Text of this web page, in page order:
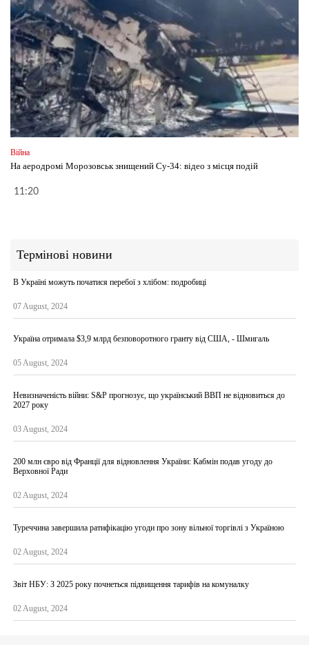
Війна
На аеродромі Морозовськ знищений Су-34: відео з місця подій
11:20
Термінові новини
В Україні можуть початися перебої з хлібом: подробиці
07 August, 2024
Україна отримала $3,9 млрд безповоротного гранту від США, - Шмигаль
05 August, 2024
Невизначеність війни: S&P прогнозує, що український ВВП не відновиться до
2027 року
03 August, 2024
200 млн євро від Франції для відновлення України: Кабмін подав угоду до
Верховної Ради
02 August, 2024
Туреччина завершила ратифікацію угоди про зону вільної торгівлі з Україною
02 August, 2024
Звіт НБУ: З 2025 року почнеться підвищення тарифів на комуналку
02 August, 2024